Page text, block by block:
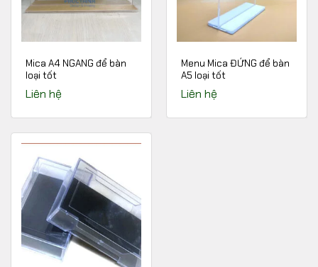
Mica A4 NGANG để bàn
loại tốt
Liên hệ
Menu Mica ĐỨNG để bàn
A5 loại tốt
Liên hệ